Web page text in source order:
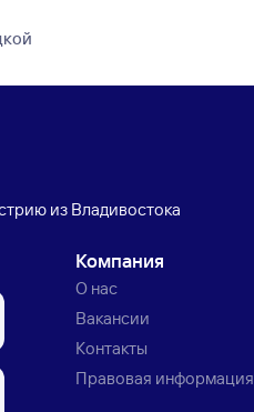
из Владивостока
Компания
О нас
Вакансии
Контакты
Правовая информация